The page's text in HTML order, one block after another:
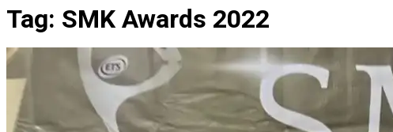
Tag: SMK Awards 2022